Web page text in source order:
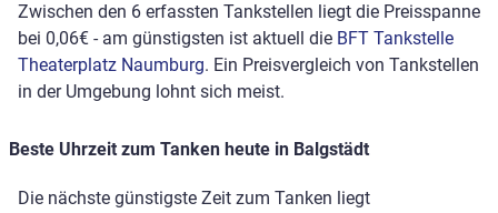
Zwischen den 6 erfassten Tankstellen liegt die Preisspanne
bei 0,06€ - am günstigsten ist aktuell die BFT Tankstelle
Theaterplatz Naumburg. Ein Preisvergleich von Tankstellen
in der Umgebung lohnt sich meist.
Beste Uhrzeit zum Tanken heute in Balgstädt
Die nächste günstigste Zeit zum Tanken liegt